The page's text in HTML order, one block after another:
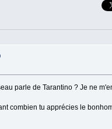
parle de Tarantino ? Je ne
combien tu apprécies le